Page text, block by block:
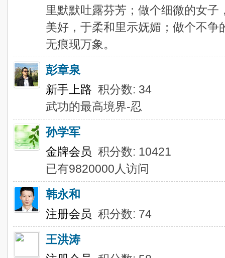
里默默吐露芬芳；做个细微的女
美好，于柔和里示妩媚；做个不
无痕现万象。
彭章泉
新手上路 积分数: 34
武功的最高境界-忍
孙学军
金牌会员 积分数: 10421
已有9820000人访问
韩永和
注册会员 积分数: 74
王洪涛